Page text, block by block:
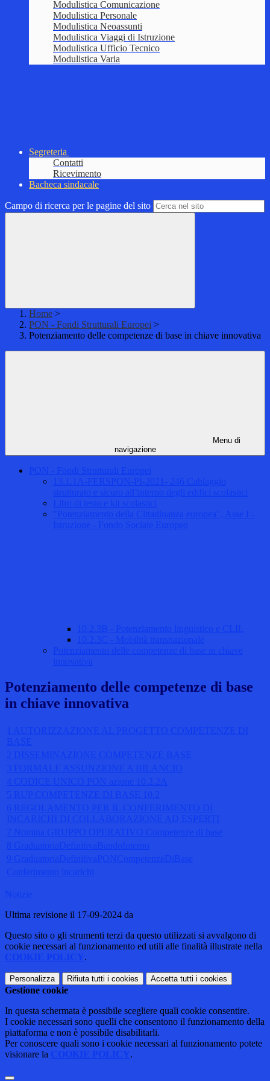
Modulistica Comunicazione
Modulistica Personale
Modulistica Neoassunti
Modulistica Viaggi di Istruzione
Modulistica Ufficio Tecnico
Modulistica Varia
Segreteria
Contatti
Ricevimento
Bacheca sindacale
Campo di ricerca per le pagine del sito
Home >
PON - Fondi Strutturali Europei >
Potenziamento delle competenze di base in chiave innovativa
Menu di
navigazione
PON - Fondi Strutturali Europei
13.1.1A-FERSPON-PI-2021- 246 Cablaggio
strutturato e sicuro all’interno degli edifici scolastici
Libri di testo e kit scolastici
"Potenziamento della Cittadinanza europea", Asse I -
Istruzione - Fondo Sociale Europeo
10.2.3B - Potenziamento linguistico e CLIL
10.2.3C - Mobilità transnazionale
Potenziamento delle competenze di base in chiave
innovativa
Potenziamento delle competenze di base
in chiave innovativa
1 AUTORIZZAZIONE AL PROGETTO COMPETENZE DI
BASE
2 DISSEMINAZIONE COMPETENZE BASE
3 FORMALE ASSUNZIONE A BILANCIO
4 CODICE UNICO PON azione 10.2.2A
5 RUP COMPETENZE DI BASE 10.2
6 REGOLAMENTO PER IL CONFERIMENTO DI
INCARICHI DI COLLABORAZIONE AD ESPERTI
7 Nomina GRUPPO OPERATIVO Competenze di base
8 GraduatoriaDefinitivaBandoInterno
9 GraduatoriaDefinitivaPONCompetenzeDiBase
Conferimento incarichi
Notizie
Ultima revisione il 17-09-2024 da
Questo sito o gli strumenti terzi da questo utilizzati si avvalgono di
cookie necessari al funzionamento ed utili alle finalità illustrate nella
COOKIE POLICY .
Personalizza Rifiuta tutti i cookies Accetta tutti i cookies
Gestione cookie
In questa schermata è possibile scegliere quali cookie consentire.
I cookie necessari sono quelli che consentono il funzionamento della
piattaforma e non è possibile disabilitarli.
Per conoscere quali sono i cookie necessari al funzionamento potete
visionare la
COOKIE POLICY .